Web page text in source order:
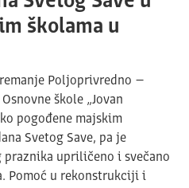
školama u
Poljoprivredno –
škole „Jovan
pogođene majskim
Svetog Save, pa je
upriličeno i svečano
Pomoć u rekonstrukciji i